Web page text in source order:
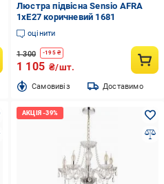
Люстра підвісна Sensio AFRA
1xE27 коричневий 1681
оцінити
1 300 -195₴
1 105 ₴/шт.
Cамовивіз Доставимо